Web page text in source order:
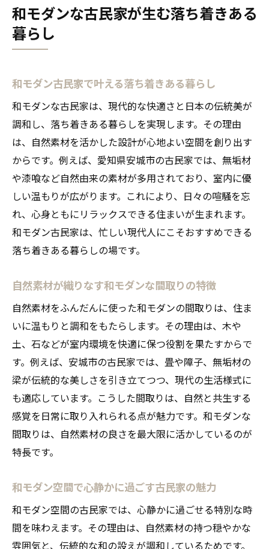
和モダンな古民家が生む落ち着きある
暮らし
和モダン古民家で叶える落ち着きある暮らし
和モダンな古民家は、現代的な快適さと日本の伝統美が
調和し、落ち着きある暮らしを実現します。その理由
は、自然素材を活かした設計が心地よい空間を創り出す
からです。例えば、愛知県安城市の古民家では、無垢材
や漆喰など自然由来の素材が多用されており、室内に優
しい温もりが広がります。これにより、日々の喧騒を忘
れ、心身ともにリラックスできる住まいが生まれます。
和モダン古民家は、忙しい現代人にこそおすすめできる
落ち着きある暮らしの場です。
自然素材が織りなす和モダンな間取りの特徴
自然素材をふんだんに使った和モダンの間取りは、住ま
いに温もりと調和をもたらします。その理由は、木や
土、石などが室内環境を快適に保つ役割を果たすからで
す。例えば、安城市の古民家では、畳や障子、無垢材の
梁が伝統的な美しさを引き立てつつ、現代の生活様式に
も適応しています。こうした間取りは、自然と共生する
感覚を日常に取り入れられる点が魅力です。和モダンな
間取りは、自然素材の良さを最大限に活かしているのが
特長です。
和モダン空間で心静かに過ごす古民家の魅力
和モダン空間の古民家では、心静かに過ごせる特別な時
間を味わえます。その理由は、自然素材の持つ穏やかな
雰囲気と、伝統的な和の設えが調和しているためです。